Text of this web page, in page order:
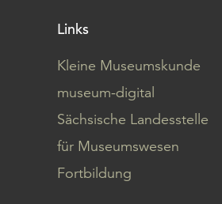
Links
Kleine Museumskunde
museum-digital
Sächsische Landesstelle
für Museumswesen
Fortbildung